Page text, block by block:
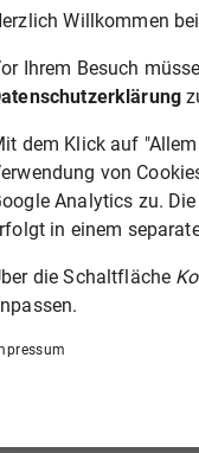
und Sicherung sowie
im
nach dem Grad der
(FachV-Bibl)
Willkommen
Ihrem Besuch
dem Klick auf
von
Analytics zu.
in einem
die Schaltfläche